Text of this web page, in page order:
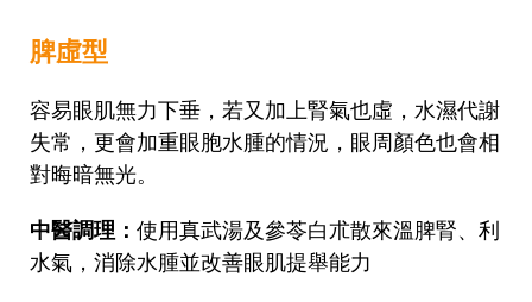
脾虛型
容易眼肌無力下垂，若又加上腎氣也虛，水濕代謝
失常，更會加重眼胞水腫的情況，眼周顏色也會相
對晦暗無光。
中醫調理： 使用真武湯及參苓白朮散來溫脾腎、利
水氣，消除水腫並改善眼肌提舉能力